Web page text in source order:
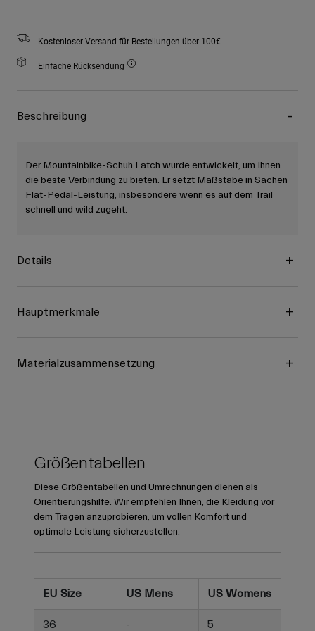
Kostenloser Versand für Bestellungen über 100€
Einfache Rücksendung
Beschreibung
Der Mountainbike-Schuh Latch wurde entwickelt, um Ihnen
die beste Verbindung zu bieten. Er setzt Maßstäbe in Sachen
Flat-Pedal-Leistung, insbesondere wenn es auf dem Trail
schnell und wild zugeht.
Details
Hauptmerkmale
Materialzusammensetzung
Größentabellen
Diese Größentabellen und Umrechnungen dienen als
Orientierungshilfe. Wir empfehlen Ihnen, die Kleidung vor
dem Tragen anzuprobieren, um vollen Komfort und
optimale Leistung sicherzustellen.
EU Size US Mens US Womens
36 - 5